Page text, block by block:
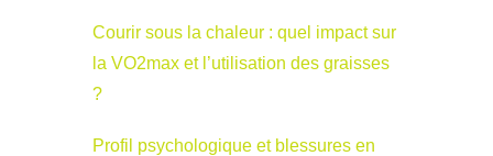
Courir sous la chaleur : quel impact sur
la VO2max et l’utilisation des graisses
?
Profil psychologique et blessures en